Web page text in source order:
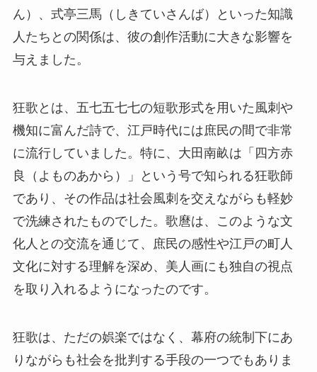
ん）、式亭三馬（しきていさんば）といった知識
人たちとの関係は、彼の創作活動に大きな影響を
与えました。
狂歌とは、五七五七七の短歌形式を用いた風刺や
機知に富んだ詩で、江戸時代には庶民の間で非常
に流行していました。特に、大田南畝は「四方赤
良（よものあから）」という号で知られる狂歌師
であり、その作品は社会風刺を交えながらも軽妙
で洗練されたものでした。歌麿は、このような文
化人との交流を通じて、庶民の感性や江戸の町人
文化に対する理解を深め、美人画にも独自の視点
を取り入れるようになったのです。
狂歌は、ただの娯楽ではなく、幕府の統制下にあ
りながらも社会を批判する手段の一つでもありま